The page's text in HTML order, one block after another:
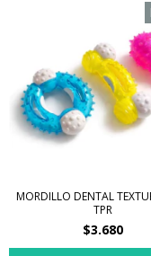
MORDILLO DENTAL
TPR
$3.680